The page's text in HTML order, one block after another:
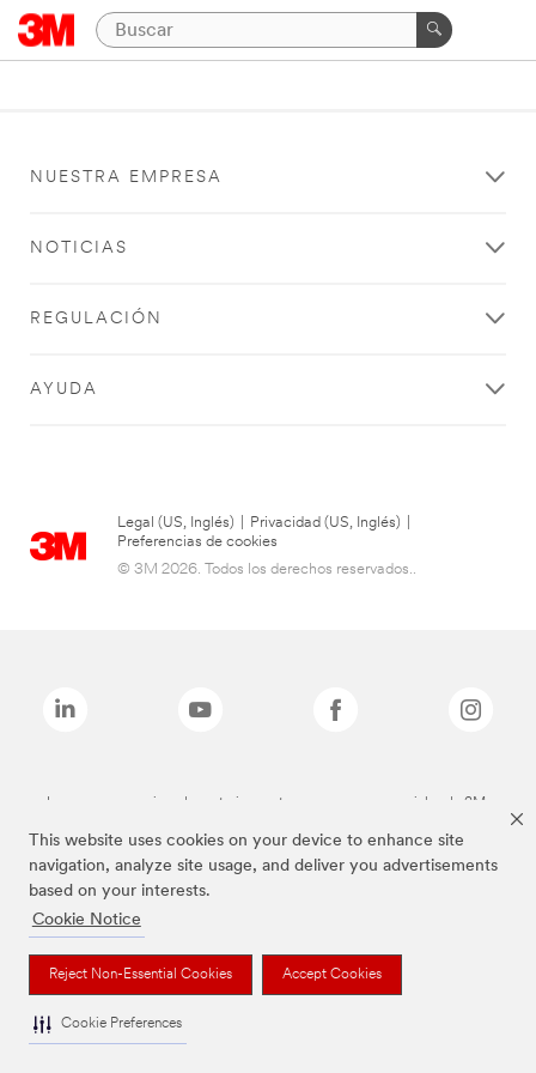
This website uses cookies on your device to enhance site
navigation, analyze site usage, and deliver you advertisements
based on your interests.
Cookie Notice
Reject Non-Essential Cookies Accept Cookies
Cookie Preferences
NUESTRA EMPRESA
NOTICIAS
REGULACIÓN
AYUDA
Legal (US, Inglés) Privacidad (US, Inglés)
Preferencias de cookies
© 3M 2026. Todos los derechos reservados..
Las marcas mencionadas anteriormente son marcas comerciales de 3M.